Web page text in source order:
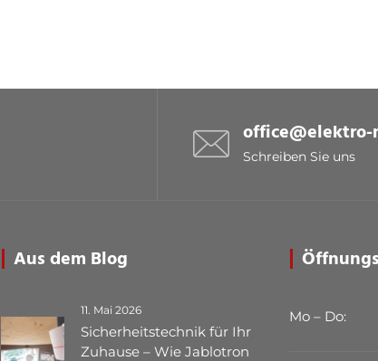
office@elektro-
Schreiben Sie uns
Aus dem Blog
11. Mai 2026
Sicherheitstechnik für Ihr
Zuhause – Wie Jablotron
Mo – Do: